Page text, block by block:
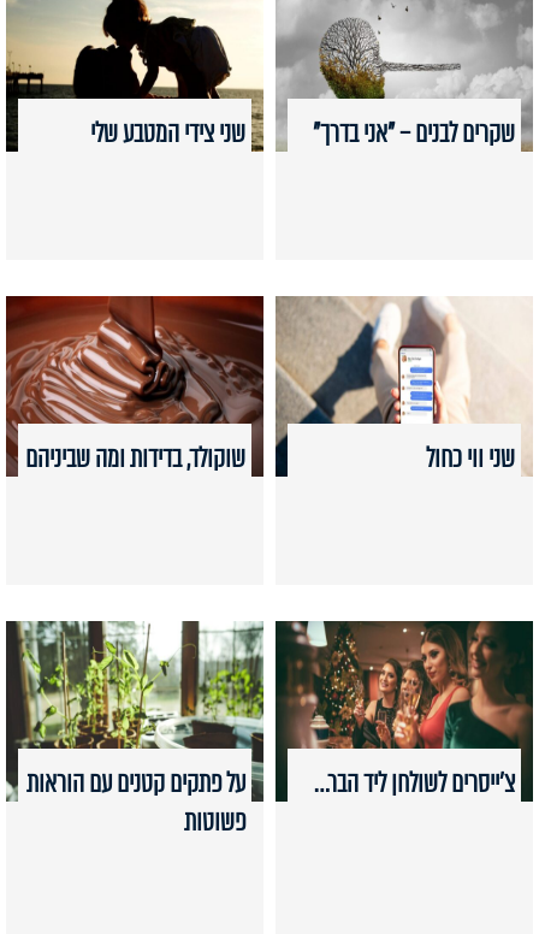
שקרים לבנים – "אני בדרך" שני צידי המטבע שלי
שני ווי כחול שוקולד, בדידות ומה שביניהם
צ'ייסרים לשולחן ליד הבר…
על פתקים קטנים עם הוראות
פשוטות